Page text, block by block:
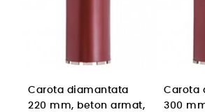
Carota diamantata
220 mm, beton armat,
Carota
300